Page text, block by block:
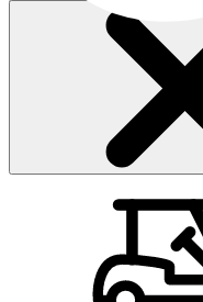
ショッピングカート